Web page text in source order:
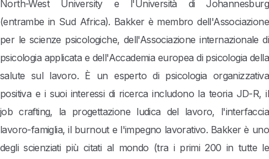
North-West University e l'Università di Johannesburg
(entrambe in Sud Africa). Bakker è membro dell'Associazione
per le scienze psicologiche, dell'Associazione internazionale di
psicologia applicata e dell'Accademia europea di psicologia della
salute sul lavoro. È un esperto di psicologia organizzativa
positiva e i suoi interessi di ricerca includono la teoria JD-R, il
job crafting, la progettazione ludica del lavoro, l'interfaccia
lavoro-famiglia, il burnout e l'impegno lavorativo. Bakker è uno
degli scienziati più citati al mondo (tra i primi 200 in tutte le